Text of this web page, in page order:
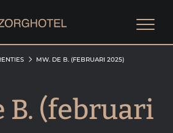
MW. DE B. (FEBRUARI 2025)
B. (februari